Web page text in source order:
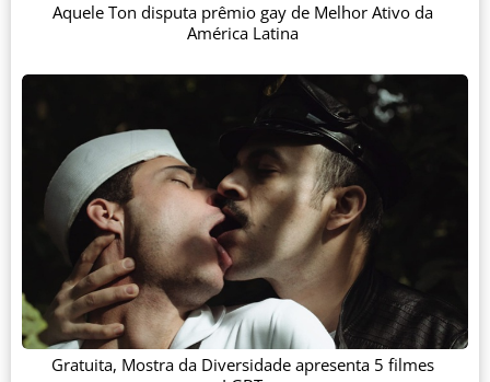
Aquele Ton disputa prêmio gay de Melhor Ativo da
América Latina
Gratuita, Mostra da Diversidade apresenta 5 filmes